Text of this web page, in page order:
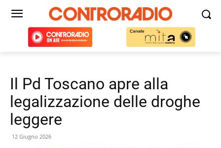
Il Pd Toscano apre alla
legalizzazione delle droghe
leggere
12 Giugno 2026